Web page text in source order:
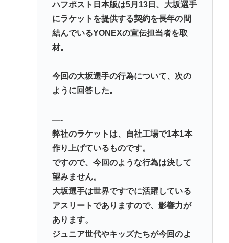
ハフポスト日本版は5月13日、大坂選手
にラケットを提供する契約を長年の間
結んでいるYONEXの宣伝担当者を取
材。
今回の大坂選手の行為について、次の
ように回答した。
—-
弊社のラケットは、自社工場で1本1本
作り上げているものです。
ですので、今回のような行為は決して
望みません。
大坂選手は世界ですでに活躍している
アスリートでありますので、影響力が
あります。
ジュニア世代やキッズたちが今回のよ